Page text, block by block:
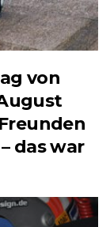
von
das war